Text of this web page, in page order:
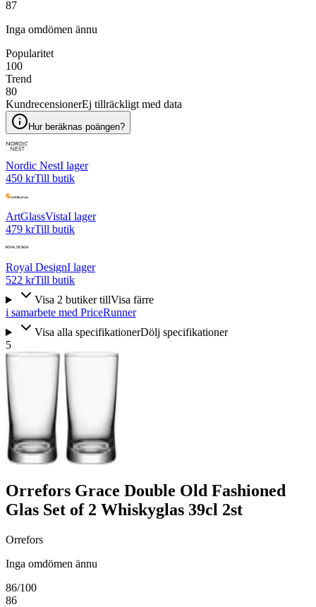
87
Inga omdömen ännu
Popularitet
100
Trend
80
KundrecensionerEj tillräckligt med data
Hur beräknas poängen?
Nordic NestI lager
450 krTill butik
ArtGlassVistaI lager
479 krTill butik
Royal DesignI lager
522 krTill butik
Visa 2 butiker tillVisa färre
i samarbete med PriceRunner
Visa alla specifikationerDölj specifikationer
5
Orrefors Grace Double Old Fashioned
Glas Set of 2 Whiskyglas 39cl 2st
Orrefors
Inga omdömen ännu
86/100
86